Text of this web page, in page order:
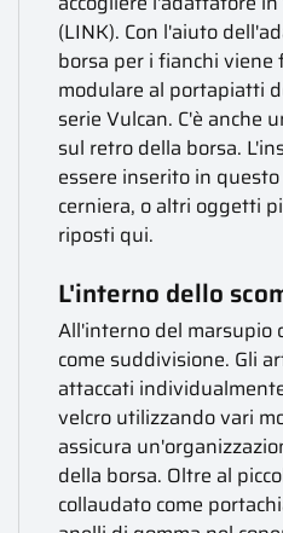
(LINK). Con l'aiuto
borsa per i fianchi viene
modulare al portapiatti
serie Vulcan. C'è anche
sul retro della borsa.
essere inserito in
cerniera, o altri oggetti
riposti qui.
L'interno dello
All'interno del marsupio
come suddivisione. Gli
attaccati
velcro utilizzando vari
assicura
della borsa. Oltre al
collaudato come